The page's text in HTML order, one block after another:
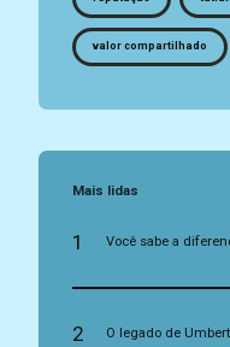
valor compartilhado
Mais lidas
1 Você sabe a
2 O legado de